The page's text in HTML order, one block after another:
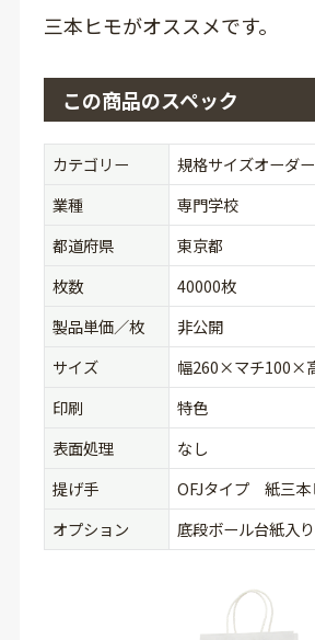
三本ヒモがオススメです。
この商品のスペック
カテゴリー
規格サイズオーダー
業種
専門学校
都道府県
東京都
枚数
40000枚
製品単価／枚
非公開
サイズ
幅260×マチ100×
印刷
特色
表面処理
なし
提げ手
OFJタイプ 紙三本
オプション
底段ボール台紙入り